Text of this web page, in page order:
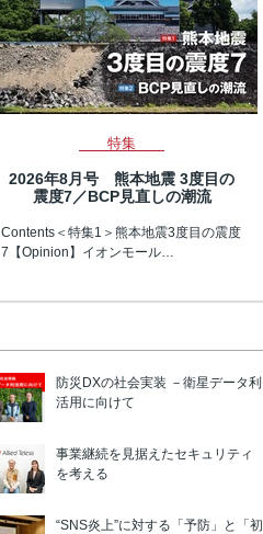
特集
2026年8月号 熊本地震 3度目の
震度7／BCP見直しの潮流
Contents＜特集1＞熊本地震3度目の震度
7【Opinion】イオンモール…
防災DXの社会実装 －衛星データ利
活用に向けて
事業継続を見据えたセキュリティ
を考える
“SNS炎上”に対する「予防」と「初